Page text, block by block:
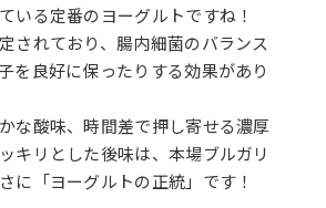
いる定番のヨーグルトですね！
されており、腸内細菌のバランス
を良好に保ったりする効果があり
な酸味、時間差で押し寄せる濃厚
キリとした後味は、本場ブルガリ
に「ヨーグルトの正統」です！